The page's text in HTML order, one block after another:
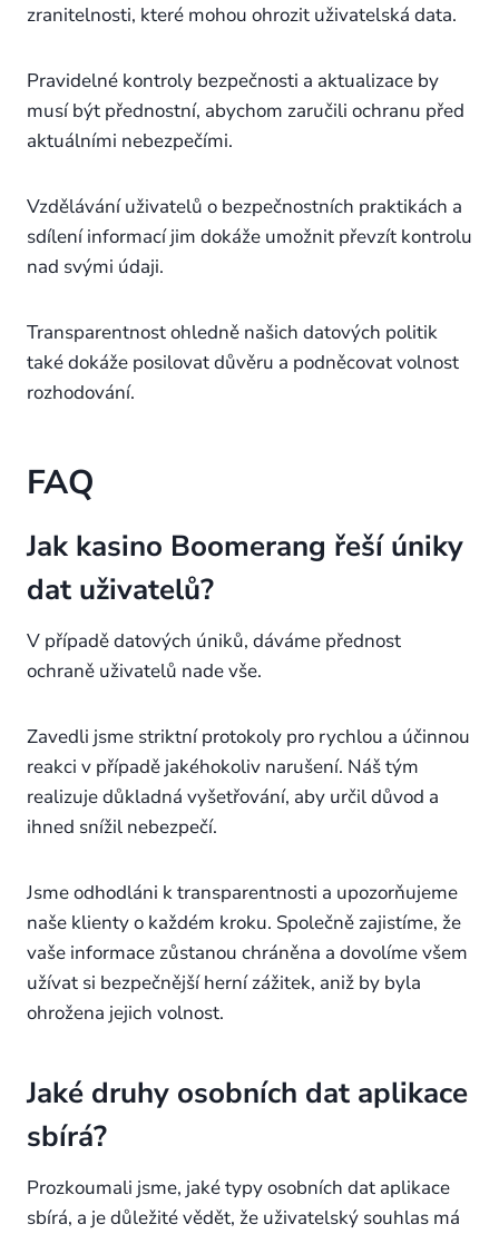
zranitelnosti, které mohou ohrozit uživatelská data.
Pravidelné kontroly bezpečnosti a aktualizace by
musí být přednostní, abychom zaručili ochranu před
aktuálními nebezpečími.
Vzdělávání uživatelů o bezpečnostních praktikách a
sdílení informací jim dokáže umožnit převzít kontrolu
nad svými údaji.
Transparentnost ohledně našich datových politik
také dokáže posilovat důvěru a podněcovat volnost
rozhodování.
FAQ
Jak kasino Boomerang řeší úniky
dat uživatelů?
V případě datových úniků, dáváme přednost
ochraně uživatelů nade vše.
Zavedli jsme striktní protokoly pro rychlou a účinnou
reakci v případě jakéhokoliv narušení. Náš tým
realizuje důkladná vyšetřování, aby určil důvod a
ihned snížil nebezpečí.
Jsme odhodláni k transparentnosti a upozorňujeme
naše klienty o každém kroku. Společně zajistíme, že
vaše informace zůstanou chráněna a dovolíme všem
užívat si bezpečnější herní zážitek, aniž by byla
ohrožena jejich volnost.
Jaké druhy osobních dat aplikace
sbírá?
Prozkoumali jsme, jaké typy osobních dat aplikace
sbírá, a je důležité vědět, že uživatelský souhlas má